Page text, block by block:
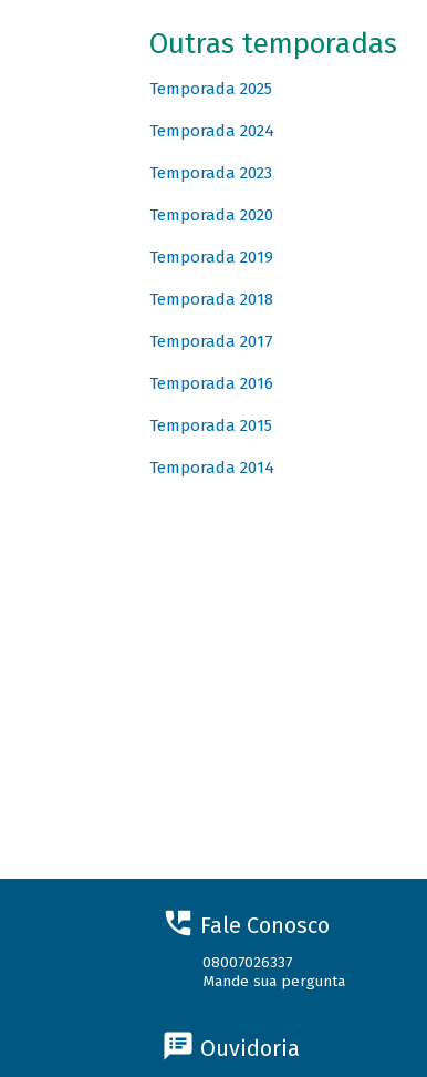
Outras temporadas
Temporada 2025
Temporada 2024
Temporada 2023
Temporada 2020
Temporada 2019
Temporada 2018
Temporada 2017
Temporada 2016
Temporada 2015
Temporada 2014
Fale Conosco
08007026337
Mande sua pergunta
Ouvidoria